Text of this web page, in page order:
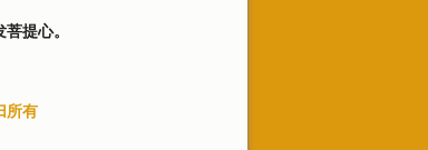
提心。
所有